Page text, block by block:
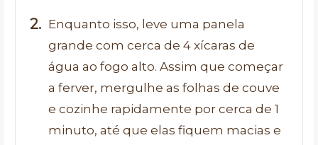
Enquanto isso, leve uma panela
grande com cerca de 4 xícaras de
água ao fogo alto. Assim que começar
a ferver, mergulhe as folhas de couve
e cozinhe rapidamente por cerca de 1
minuto, até que elas fiquem macias e